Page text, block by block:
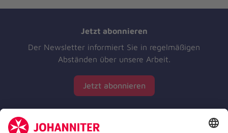
Jetzt abonnieren
Der Newsletter informiert Sie in regelmäßigen
Abständen über unsere Arbeit.
Jetzt abonnieren